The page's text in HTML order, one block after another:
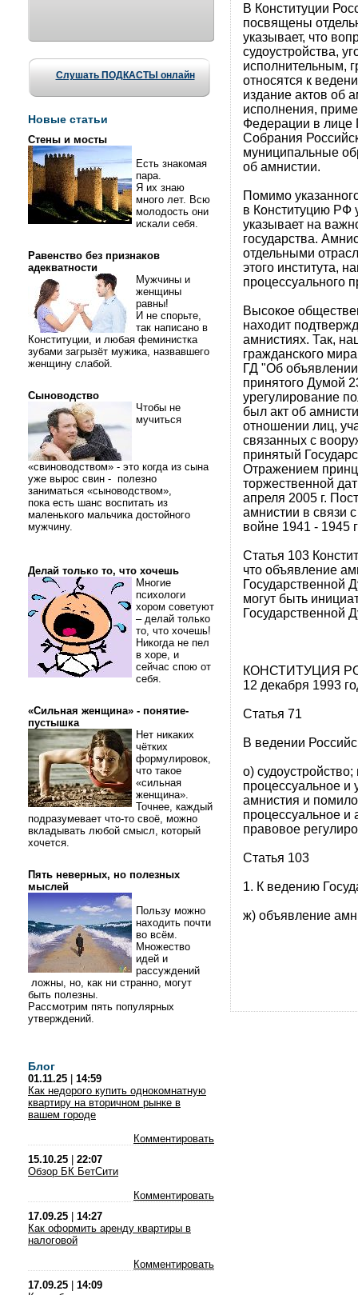
Слушать ПОДКАСТЫ онлайн
Новые статьи
Стены и мосты
Есть знакомая
пара.
Я их знаю
много лет. Всю
молодость они
искали себя.
Равенство без признаков
адекватности
Мужчины и
женщины
равны!
И не спорьте,
так написано в
Конституции, и любая феминистка
зубами загрызёт мужика, назвавшего
женщину слабой.
Сыноводство
Чтобы не
мучиться
«свиноводством» - это когда из сына
уже вырос свин - полезно
заниматься «сыноводством»,
пока есть шанс воспитать из
маленького мальчика достойного
мужчину.
Делай только то, что хочешь
Многие
психологи
хором советуют
– делай только
то, что хочешь!
Никогда не пел
в хоре, и
сейчас спою от
себя.
«Сильная женщина» - понятие-
пустышка
Нет никаких
чётких
формулировок,
что такое
«сильная
женщина».
Точнее, каждый
подразумевает что-то своё, можно
вкладывать любой смысл, который
хочется.
Пять неверных, но полезных
мыслей
Пользу можно
находить почти
во всём.
Множество
идей и
рассуждений
ложны, но, как ни странно, могут
быть полезны.
Рассмотрим пять популярных
утверждений.
Блог
01.11.25
14:59
Как недорого купить однокомнатную
квартиру на вторичном рынке в
вашем городе
Комментировать
15.10.25
22:07
Обзор БК БетСити
Комментировать
17.09.25
14:27
Как оформить аренду квартиры в
налоговой
Комментировать
17.09.25
14:09
В Конституции
посвящены
указывает, что
судоустройства,
исполнительным,
относятся к
издание актов об
исполнения,
Федерации в лице
Собрания
муниципальные
об амнистии.
Помимо
в Конституцию РФ
указывает на
государства.
отдельными
этого института,
процессуального
Высокое
находит
амнистиях. Так,
гражданского
ГД "Об
принятого Думой
урегулирование
был акт об
отношении лиц,
связанных с
принятый
Отражением
торжественной
апреля 2005 г.
амнистии в связи
войне 1941 - 1945
Статья 103
что объявление
Государственной
могут быть
Государственной
КОНСТИТУЦИЯ
12 декабря 1993
Статья 71
В ведении
о)
процессуальное и
амнистия и
процессуальное и
правовое
Статья 103
1. К ведению
ж) объявление